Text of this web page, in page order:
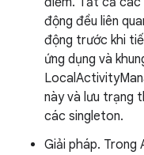
động đều liên
động trước khi
ứng dụng và
này và lưu trạng
các singleton.
Giải pháp. Trong